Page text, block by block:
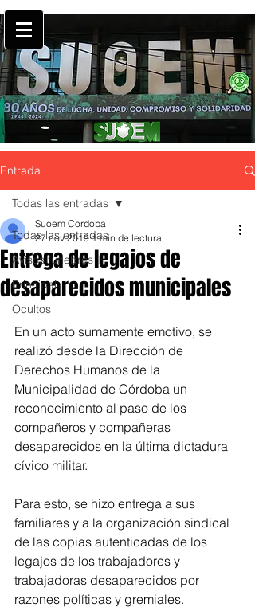
Entrada
Todas las entradas
Avisos fúnebres
Principal
Ocultos
Todas las entradas
Entrega de legajos de
desaparecidos municipales
Suoem Cordoba
27 nov 2019 1 min de lectura
En un acto sumamente emotivo, se
realizó desde la Dirección de
Derechos Humanos de la
Municipalidad de Córdoba un
reconocimiento al paso de los
compañeros y compañeras
desaparecidos en la última dictadura
cívico militar.
Para esto, se hizo entrega a sus
familiares y a la organización sindical
de las copias autenticadas de los
legajos de los trabajadores y
trabajadoras desaparecidos por
razones políticas y gremiales.